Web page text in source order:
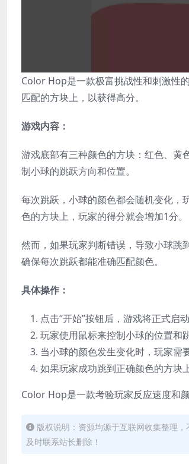
Color Hop是一款极富挑战性和刺激性
匹配的方块上，以获得高分。
游戏内容：
游戏底部有三种颜色的方块：红色、黄
制小球的跳跃方向和位置。
每次跳跃，小球的颜色都会随机变化，
色的方块上，玩家的得分就会增加1分。
然而，如果玩家判断错误，导致小球跳
确保每次跳跃都能准确匹配颜色。
具体操作：
点击“开始”按钮后，游戏将正式启
玩家使用鼠标来控制小球的位置和
当小球的颜色发生变化时，玩家需
如果玩家成功跳到正确颜色的方块
Color Hop是一款考验玩家反应速度和
版权说明：资源均源于互联网收集整理
及时联系站长删除！